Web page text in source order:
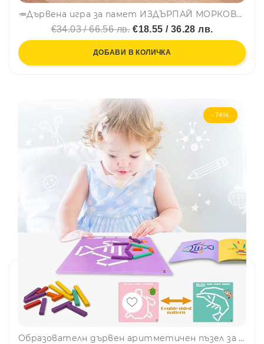
🥕Дървена игра за памет ИЗДЪРПАЙ МОРКОВЧЕ - МОНТЕСОРИ СОРТЕР CSDW-023
€34.03 / 66.56 лв.€18.55 / 36.28 лв.
ДОБАВИ В КОЛИЧКА
-74%
Образователн дървен аритметичен пъзел за логическо мислене и развиване на въображение YF04, BF23